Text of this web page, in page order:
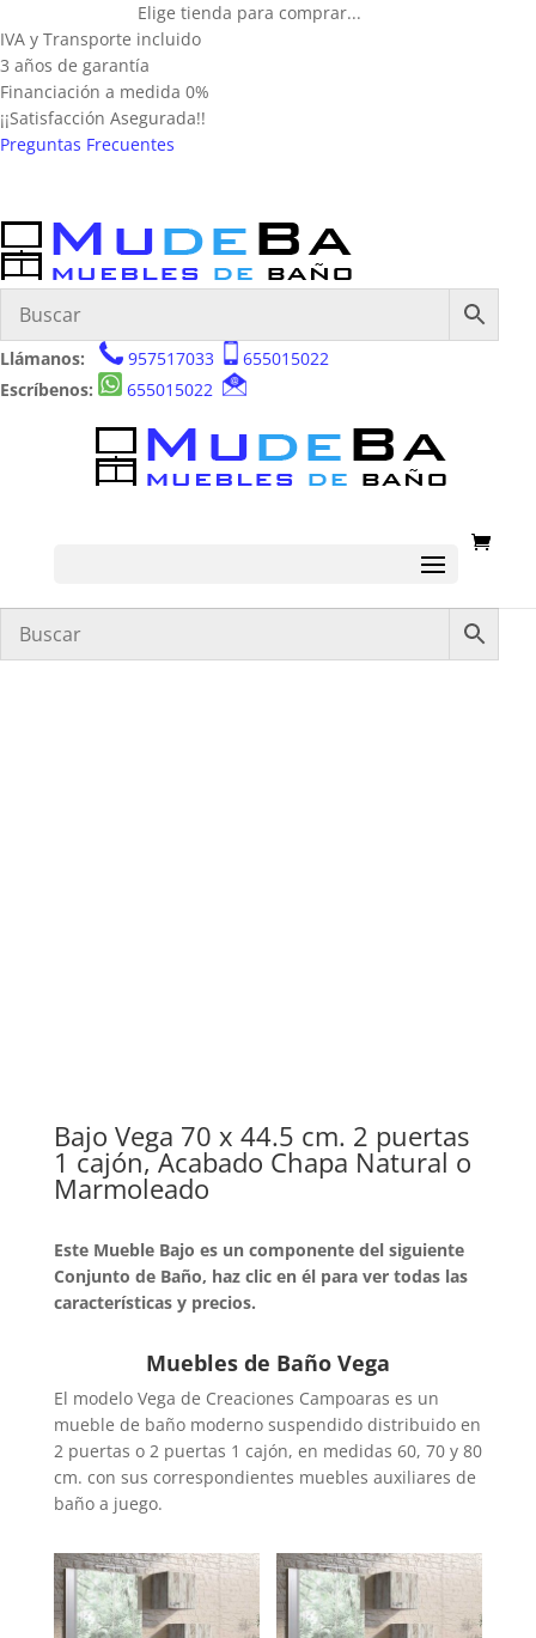
Elige tienda para comprar...
IVA y Transporte incluido
3 años de garantía
Financiación a medida 0%
¡¡Satisfacción Asegurada!!
Preguntas Frecuentes
Llámanos: 957517033
655015022
Escríbenos:
655015022
Bajo Vega 70 x 44.5 cm. 2 puertas
1 cajón, Acabado Chapa Natural o
Marmoleado
Este Mueble Bajo es un componente del siguiente
Conjunto de Baño, haz clic en él para ver todas las
características y precios.
Muebles de Baño Vega
El modelo Vega de Creaciones Campoaras es un
mueble de baño moderno suspendido distribuido en
2 puertas o 2 puertas 1 cajón, en medidas 60, 70 y 80
cm. con sus correspondientes muebles auxiliares de
baño a juego.